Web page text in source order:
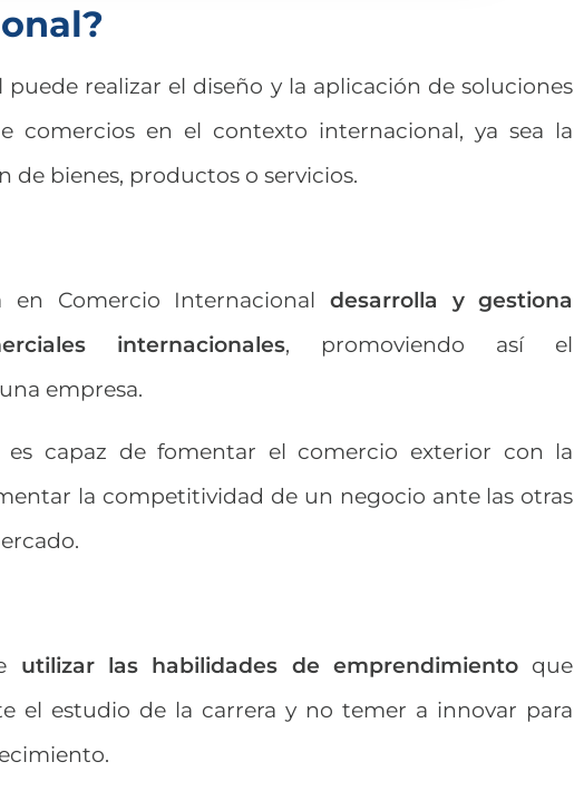
puede realizar el diseño y la aplicación de soluciones
comercios en el contexto internacional, ya sea la
de bienes, productos o servicios.
en Comercio Internacional desarrolla y gestiona
internacionales, promoviendo así el
empresa.
es capaz de fomentar el comercio exterior con la
la competitividad de un negocio ante las otras
utilizar las habilidades de emprendimiento que
el estudio de la carrera y no temer a innovar para